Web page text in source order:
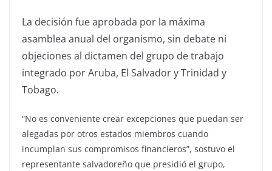
La decisión fue aprobada por la máxima
asamblea anual del organismo, sin debate ni
objeciones al dictamen del grupo de trabajo
integrado por Aruba, El Salvador y Trinidad y
Tobago.
“No es conveniente crear excepciones que puedan ser
alegadas por otros estados miembros cuando
incumplan sus compromisos financieros”, sostuvo el
representante salvadoreño que presidió el grupo,